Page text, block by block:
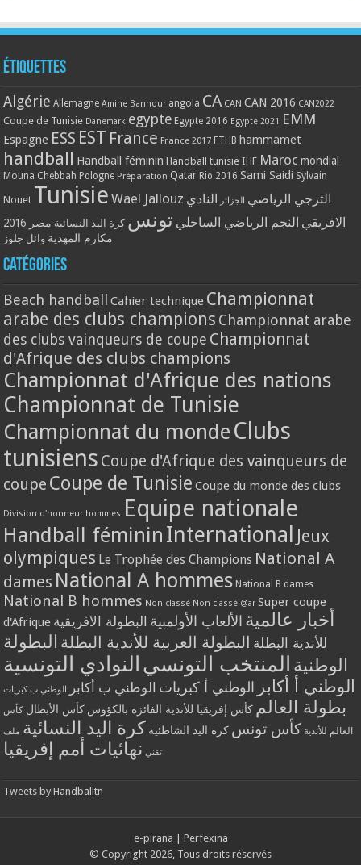
Étiquettes
Algérie Allemagne Amine Bannour angola CA CAN CAN 2016 CAN2022
Coupe de Tunisie Danemark egypte Egypte 2016 Egypte 2021 EMM
Espagne ESS EST France France 2017 FTHB hammamet
handball Handball féminin Handball tunisie IHF Maroc mondial
Mouna Chebbah Pologne Préparation Qatar Rio 2016 Sami Saidi Sylvain
Nouet Tunisie Wael Jallouz الترجي الرياضي الجزائر النادي
الافريقي النجم الرياضي الساحلي تونس كرة اليد النسائية مصر 2016
مكارم المهدية وائل جلوز
Catégories
Beach handball Cahier technique Championnat
arabe des clubs champions Championnat arabe
des clubs vainqueurs de coupe Championnat
d'Afrique des clubs champions
Championnat d'Afrique des nations
Championnat de Tunisie
Championnat du monde Clubs
tunisiens Coupe d'Afrique des vainqueurs de
coupe Coupe de Tunisie Coupe du monde des clubs
Division d'honneur hommes Equipe nationale
Handball féminin International Jeux
olympiques Le Trophée des Champions National A
dames National A hommes National B dames
National B hommes Non classé Non classé @ar Super coupe
d'Afrique
أخبار عالمية الألعاب الأولمبية البطولة الافريقية
للأندية البطلة البطولة العربية للأندية البطلة البطولة
الوطنية المنتخب التونسي النوادي التونسية
الوطني أ أكابر الوطني أ كبريات الوطني ب أكابر الوطني ب كبريات
بطولة العالم كأس إفريقيا للأندية الفائزة بالكؤوس كأس الأبطال كأس
العالم للأندية كأس تونس كرة اليد الشاطئية كرة اليد النسائية ملف
تقني نهائيات أمم إفريقيا
Tweets by Handballtn
e-pirana
Perfexina
© Copyright 2026, Tous droits réservés